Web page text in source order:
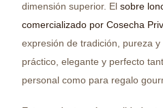
dimensión superior. El sobre
comercializado por Cosecha
expresión de tradición, pureza
práctico, elegante y perfecto
personal como para regalo